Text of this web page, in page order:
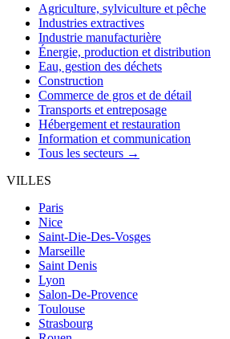
Agriculture, sylviculture et pêche
Industries extractives
Industrie manufacturière
Énergie, production et distribution
Eau, gestion des déchets
Construction
Commerce de gros et de détail
Transports et entreposage
Hébergement et restauration
Information et communication
Tous les secteurs →
VILLES
Paris
Nice
Saint-Die-Des-Vosges
Marseille
Saint Denis
Lyon
Salon-De-Provence
Toulouse
Strasbourg